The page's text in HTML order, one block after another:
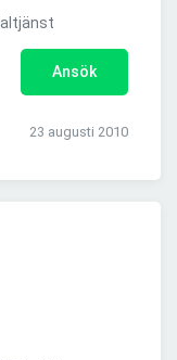
Ansök
23 augusti 2010